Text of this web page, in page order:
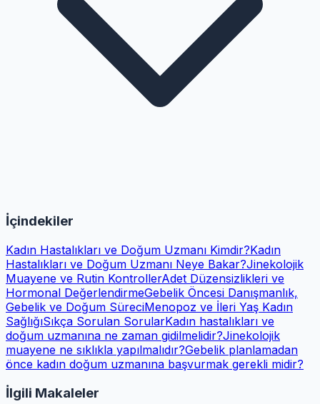
İçindekiler
Kadın Hastalıkları ve Doğum Uzmanı Kimdir?Kadın
Hastalıkları ve Doğum Uzmanı Neye Bakar?Jinekolojik
Muayene ve Rutin KontrollerAdet Düzensizlikleri ve
Hormonal DeğerlendirmeGebelik Öncesi Danışmanlık,
Gebelik ve Doğum SüreciMenopoz ve İleri Yaş Kadın
SağlığıSıkça Sorulan SorularKadın hastalıkları ve
doğum uzmanına ne zaman gidilmelidir?Jinekolojik
muayene ne sıklıkla yapılmalıdır?Gebelik planlamadan
önce kadın doğum uzmanına başvurmak gerekli midir?
İlgili Makaleler